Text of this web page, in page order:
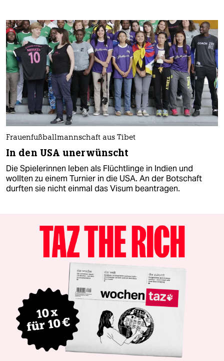
Frauenfußballmannschaft aus Tibet
In den USA unerwünscht
Die Spielerinnen leben als Flüchtlinge in Indien und
wollten zu einem Turnier in die USA. An der Botschaft
durften sie nicht einmal das Visum beantragen.